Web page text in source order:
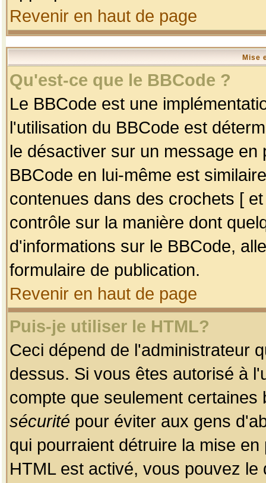
Revenir en haut de page
Mise
Qu'est-ce que le BBCode ?
Le BBCode est une
l'utilisation du BBCode est
le désactiver sur un message
BBCode en lui-même est
contenues dans des crochets [
contrôle sur la manière dont
d'informations sur le BBCode,
formulaire de publication.
Revenir en haut de page
Puis-je utiliser le HTML?
Ceci dépend de l'administrateur
dessus. Si vous êtes autorisé à
compte que seulement
sécurité pour éviter aux gens
qui pourraient détruire la mise
HTML est activé, vous pouvez